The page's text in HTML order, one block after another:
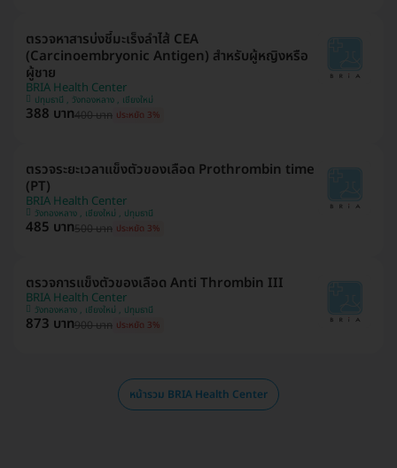
ตรวจหาสารบ่งชี้มะเร็งลำไส้ CEA
(Carcinoembryonic Antigen) สำหรับผู้หญิงหรือ
ผู้ชาย
BRIA Health Center
ปทุมธานี , วังทองหลาง , เชียงใหม่
388 บาท400 บาท ประหยัด 3%
ตรวจระยะเวลาแข็งตัวของเลือด Prothrombin time
(PT)
BRIA Health Center
วังทองหลาง , เชียงใหม่ , ปทุมธานี
485 บาท500 บาท ประหยัด 3%
ตรวจการแข็งตัวของเลือด Anti Thrombin III
BRIA Health Center
วังทองหลาง , เชียงใหม่ , ปทุมธานี
873 บาท900 บาท ประหยัด 3%
หน้ารวม BRIA Health Center